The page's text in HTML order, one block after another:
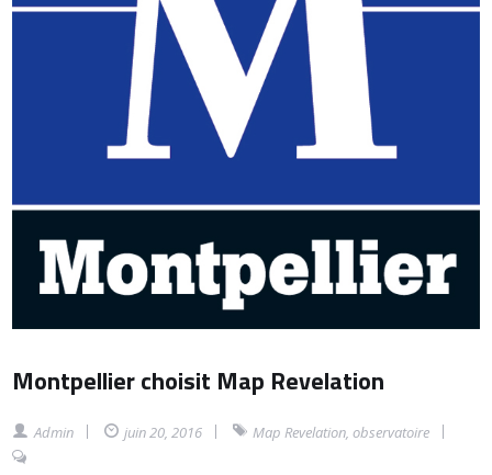
Montpellier choisit Map Revelation
Admin juin 20, 2016 Map Revelation,observatoire